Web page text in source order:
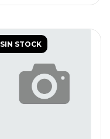
SIN STOCK